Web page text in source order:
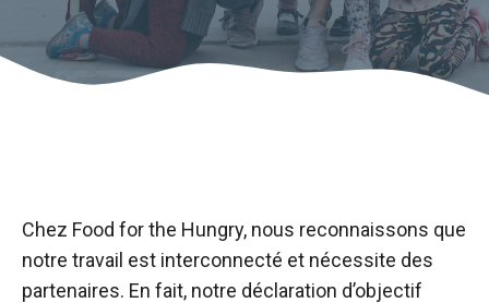
Chez Food for the Hungry, nous reconnaissons que
notre travail est interconnecté et nécessite des
partenaires. En fait, notre déclaration d’objectif